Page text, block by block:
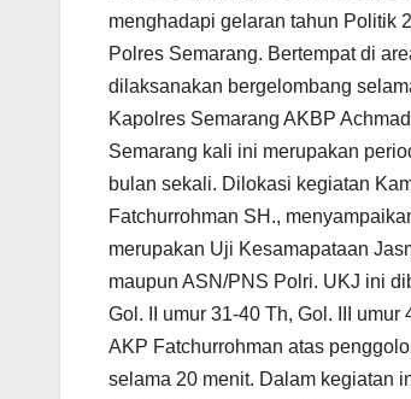
menghadapi gelaran tahun Politik
Polres Semarang. Bertempat di
dilaksanakan bergelombang
Kapolres Semarang AKBP
Semarang kali ini merupakan
bulan sekali. Dilokasi kegiatan
Fatchurrohman SH.,
merupakan Uji Kesamapataan
maupun ASN/PNS Polri. UKJ ini
Gol. II umur 31-40 Th, Gol. III
AKP Fatchurrohman atas
selama 20 menit. Dalam kegiatan